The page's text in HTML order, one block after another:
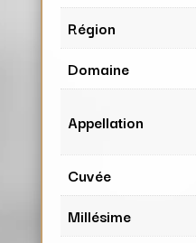
Région
Domaine
Appellation
Cuvée
Millésime